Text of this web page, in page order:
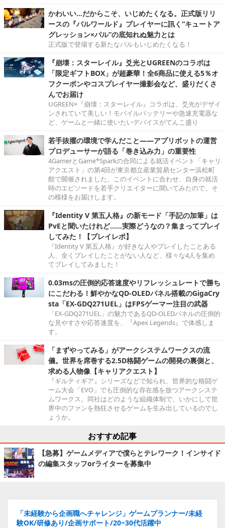
かわいい…だからこそ、いじめたくなる。正式版リリ
ースの『パルワールド』プレイヤーに訊く“キュートア
グレッション×パル”の底知れぬ魅力とは
正式版で登場する新たなパルもいじめたくなる！
『崩壊：スターレイル』爻光とUGREENのコラボは
「限定ギフトBOX」が超豪華！全6商品に使える5％オ
フクーポンやコスプレイヤー撮影会など、盛りだくさ
んでお届け
UGREEN×『崩壊：スターレイル』コラボは、爻光がデザイ
ンされていて美しい！モバイルバッテリーや急速充電器な
ど、ゲームと一緒に使いたいデバイスがてんこ盛り
若手抜擢の環境で学んだこと――アプリボットの運営
プロデューサーが語る「巻き込み力」の重要性
4GamerとGame*Sparkの合同による就活イベント「キャリ
アクエスト」の第4回が東京都立産業貿易センター浜松町
館で開催されました。このイベントに合わせ、自身の就活
時のエピソードを若手クリエイターに聞いてみたので、そ
の模様をお届けします。
『Identity V 第五人格』の新モード「手記の加筆」は
PvEと聞いたけれど……実際どうなの？集まってプレイ
してみた！【プレイレポ】
『Identity V 第五人格』が好きな人やプレイしたことある
人、全くプレイしたことがない人など、様々な4人を集め
てプレイしてみました！
0.03msの圧倒的応答速度やリフレッシュレートで勝ち
にこだわる！鮮やかなQD-OLEDパネル搭載のGigaCry
sta「EX-GDQ271UEL」はFPSゲーマー注目の武器
「EX-GDQ271UEL」の魅力であるQD-OLEDパネルの圧倒的
な見やすさや応答速度を、『Apex Legends』で体感しま
す。
「まずやってみる」がアークシステムワークスの流
儀。世界を席巻する2.5D格闘ゲームの開発の裏側と、
求める人物像【キャリアクエスト】
『ギルティギア』シリーズなどで知られ、世界的な格闘ゲ
ーム大会「EVO」でも圧倒的な存在感を放つアークシステ
ムワークス。同社はどのような組織体制で、いかにして世
界中のファンを熱狂させるゲームを生み出しているのでし
ょうか。
おすすめ記事
【急募】ゲームメディアで僕らとテレワーク！インサイド
の編集スタッフorライターを募集中
「未経験から企画職へチャレンジ」ゲームプランナー/未経
験OK/研修あり/企画サポート/20~30代活躍中